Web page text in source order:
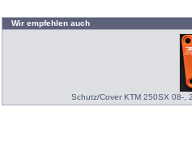
Wir empfehlen auch
Schutz/Cover KTM 250SX 08-,